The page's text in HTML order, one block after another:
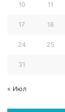
10 11
17 18
24 25
31
« Июл